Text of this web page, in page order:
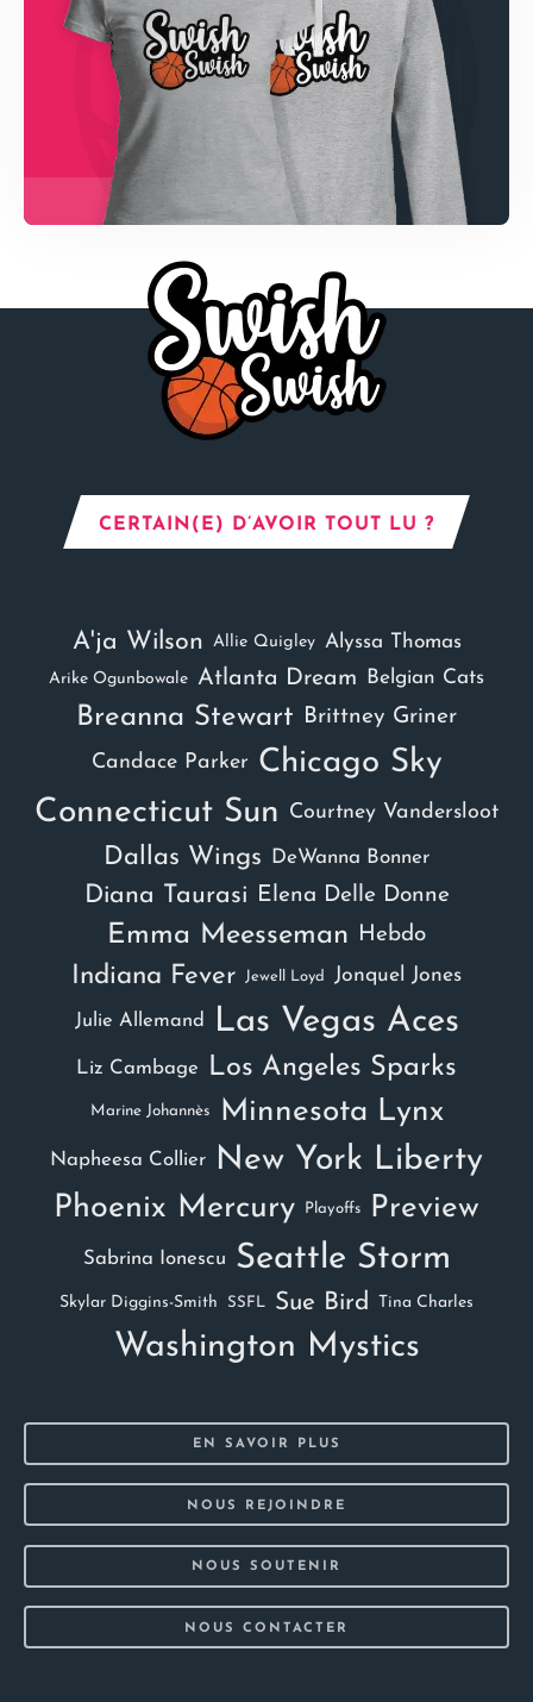
CERTAIN(E) D’AVOIR TOUT LU ?
A'ja Wilson Allie Quigley Alyssa Thomas
Arike Ogunbowale Atlanta Dream Belgian Cats
Breanna Stewart Brittney Griner
Candace Parker Chicago Sky
Connecticut Sun
Courtney Vandersloot
Dallas Wings DeWanna Bonner
Diana Taurasi Elena Delle Donne
Emma Meesseman Hebdo
Indiana Fever Jewell Loyd Jonquel Jones
Julie Allemand Las Vegas Aces
Liz Cambage Los Angeles Sparks
Marine Johannès Minnesota Lynx
Napheesa Collier New York Liberty
Phoenix Mercury Playoffs Preview
Sabrina Ionescu Seattle Storm
Skylar Diggins-Smith SSFL Sue Bird Tina Charles
Washington Mystics
EN SAVOIR PLUS
NOUS REJOINDRE
NOUS SOUTENIR
NOUS CONTACTER